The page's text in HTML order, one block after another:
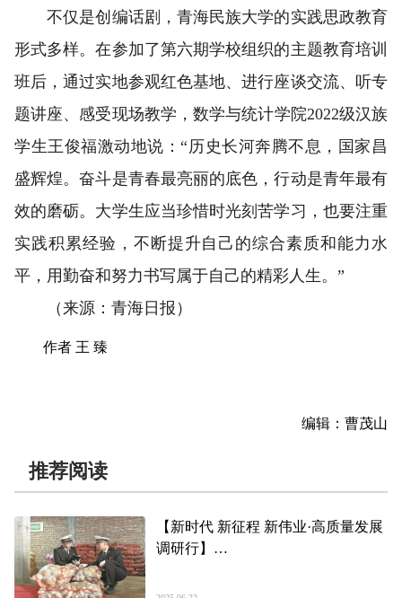
不仅是创编话剧，青海民族大学的实践思政教育
形式多样。在参加了第六期学校组织的主题教育培训
班后，通过实地参观红色基地、进行座谈交流、听专
题讲座、感受现场教学，数学与统计学院2022级汉族
学生王俊福激动地说：“历史长河奔腾不息，国家昌
盛辉煌。奋斗是青春最亮丽的底色，行动是青年最有
效的磨砺。大学生应当珍惜时光刻苦学习，也要注重
实践积累经验，不断提升自己的综合素质和能力水
平，用勤奋和努力书写属于自己的精彩人生。”
（来源：青海日报）
作者 王 臻
编辑：曹茂山
推荐阅读
【新时代 新征程 新伟业·高质量发展
调研行】
程